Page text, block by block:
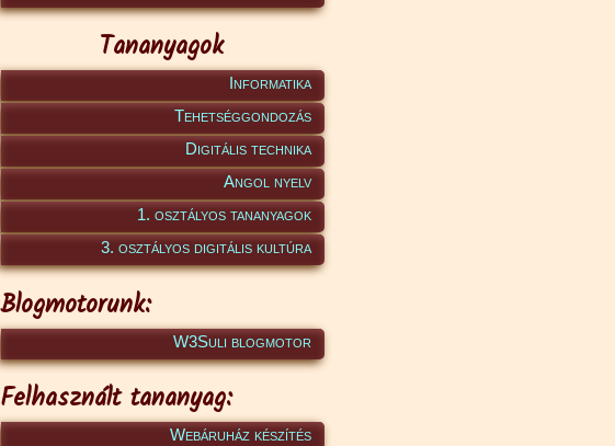
Tananyagok
Informatika
Tehetséggondozás
Digitális technika
Angol nyelv
1. osztályos tananyagok
3. osztályos digitális kultúra
Blogmotorunk:
W3Suli blogmotor
Felhasznált tananyag:
Webáruház készítés